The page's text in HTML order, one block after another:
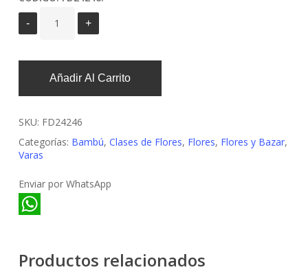
Añadir Al Carrito
SKU: FD24246
Categorías: Bambú, Clases de Flores, Flores, Flores y Bazar,
Varas
Enviar por WhatsApp
Productos relacionados